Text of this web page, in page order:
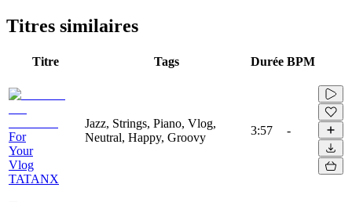
Titres similaires
Titre Tags Durée BPM
For
Your
Vlog
TATANX
Jazz, Strings, Piano, Vlog,
Neutral, Happy, Groovy
3:57 -